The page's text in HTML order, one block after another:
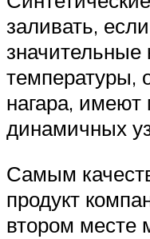
заливать,
значительные
температуры,
нагара,
динамичных
Самым
продукт
втором месте